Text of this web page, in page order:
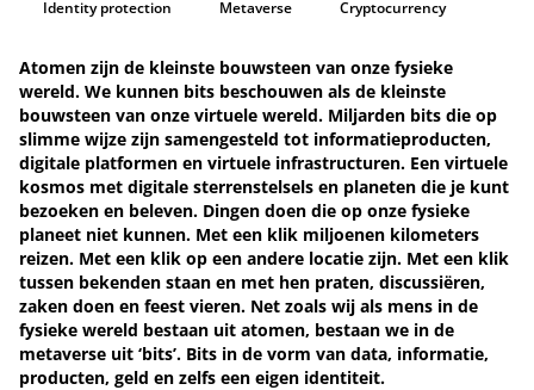
Identity protection
Metaverse Cryptocurrency
Atomen zijn de kleinste bouwsteen van onze fysieke
wereld. We kunnen bits beschouwen als de kleinste
bouwsteen van onze virtuele wereld. Miljarden bits die op
slimme wijze zijn samengesteld tot informatieproducten,
digitale platformen en virtuele infrastructuren. Een virtuele
kosmos met digitale sterrenstelsels en planeten die je kunt
bezoeken en beleven. Dingen doen die op onze fysieke
planeet niet kunnen. Met een klik miljoenen kilometers
reizen. Met een klik op een andere locatie zijn. Met een klik
tussen bekenden staan en met hen praten, discussiëren,
zaken doen en feest vieren. Net zoals wij als mens in de
fysieke wereld bestaan uit atomen, bestaan we in de
metaverse uit ‘bits’. Bits in de vorm van data, informatie,
producten, geld en zelfs een eigen identiteit.